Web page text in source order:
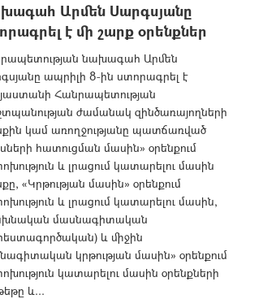
Արմեն Սարգսյանը
է մի շարք օրենքներ
նախագահ Արմեն
ապրիլի 8-ին ստորագրել է
Հանրապետության
ժամանակ զինծառայողների
կամ առողջությանը պատճառված
հատուցման մասին» օրենքում
և լրացում կատարելու մասին
«Կրթության մասին» օրենքում
և լրացում կատարելու մասին,
մասնագիտական
և միջին
կրթության մասին» օրենքում
կատարելու մասին օրենքների
և...